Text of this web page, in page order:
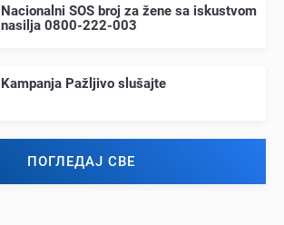
Nacionalni SOS broj za žеnе sa iskustvom
nasilja 0800-222-003
Kampanja Pažljivo slušajtе
ПОГЛЕДАЈ СВЕ